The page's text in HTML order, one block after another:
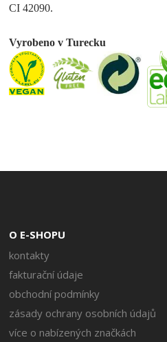
CI 42090.
Vyrobeno v Turecku
O E-SHOPU
kontakty
fakturační údaje
obchodní podmínky
zásady ochrany osobních údajů
více o nabízených značkách